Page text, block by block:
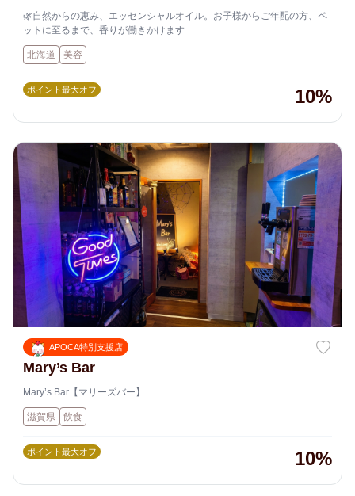
🌿自然からの恵み、エッセンシャルオイル。お子様からご年配の方、ペ
ットに至るまで、香りが働きかけます
北海道 美容
ポイント最大オフ 10%
APOCA特別支援店
Mary’s Bar
Mary’s Bar【マリーズバー】
滋賀県 飲食
ポイント最大オフ 10%